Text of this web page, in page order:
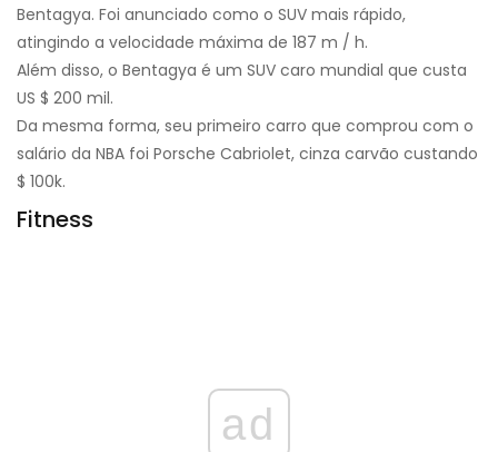
Bentagya. Foi anunciado como o SUV mais rápido,
atingindo a velocidade máxima de 187 m / h.
Além disso, o Bentagya é um SUV caro mundial que custa
US $ 200 mil.
Da mesma forma, seu primeiro carro que comprou com o
salário da NBA foi Porsche Cabriolet, cinza carvão custando
$ 100k.
Fitness
ad